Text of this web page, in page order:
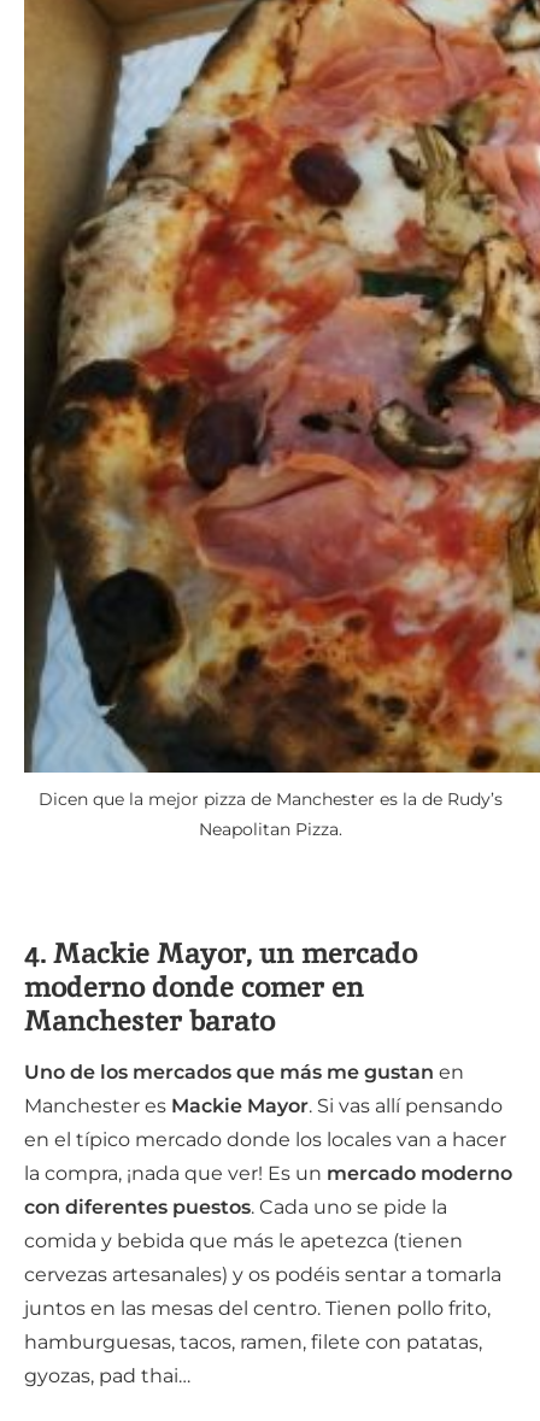
Dicen que la mejor pizza de Manchester es la de Rudy’s
Neapolitan Pizza.
4. Mackie Mayor, un mercado
moderno donde comer en
Manchester barato
Uno de los mercados que más me gustan en
Manchester es Mackie Mayor. Si vas allí pensando
en el típico mercado donde los locales van a hacer
la compra, ¡nada que ver! Es un mercado moderno
con diferentes puestos. Cada uno se pide la
comida y bebida que más le apetezca (tienen
cervezas artesanales) y os podéis sentar a tomarla
juntos en las mesas del centro. Tienen pollo frito,
hamburguesas, tacos, ramen, filete con patatas,
gyozas, pad thai…